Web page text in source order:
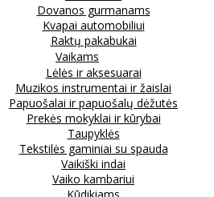
Dovanos gurmanams
Kvapai automobiliui
Raktų pakabukai
Vaikams
Lėlės ir aksesuarai
Muzikos instrumentai ir žaislai
Papuošalai ir papuošalų dėžutės
Prekės mokyklai ir kūrybai
Taupyklės
Tekstilės gaminiai su spauda
Vaikiški indai
Vaiko kambariui
Kūdikiams